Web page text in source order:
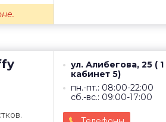
ул. Алибегова, 25 (
кабинет 5)
пн.-пт.: 08:00-22:00
сб.-вс.: 09:00-17:00